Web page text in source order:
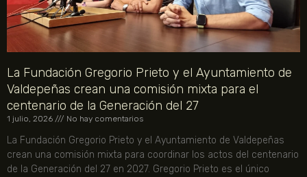
La Fundación Gregorio Prieto y el Ayuntamiento de
Valdepeñas crean una comisión mixta para el
centenario de la Generación del 27
1 julio, 2026 No hay comentarios
La Fundación Gregorio Prieto y el Ayuntamiento de Valdepeñas
crean una comisión mixta para coordinar los actos del centenario
de la Generación del 27 en 2027. Gregorio Prieto es el único